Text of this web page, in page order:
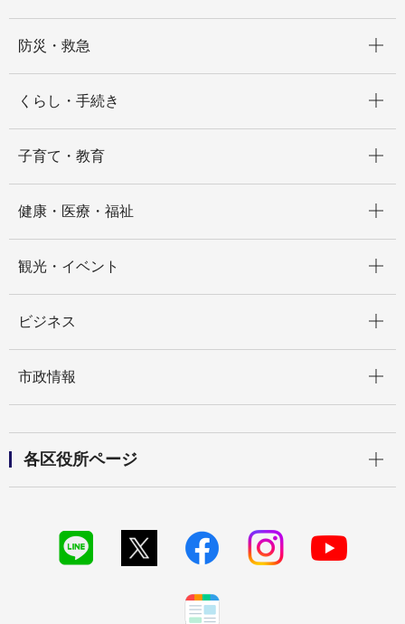
防災・救急
くらし・手続き
子育て・教育
健康・医療・福祉
観光・イベント
ビジネス
市政情報
各区役所ページ